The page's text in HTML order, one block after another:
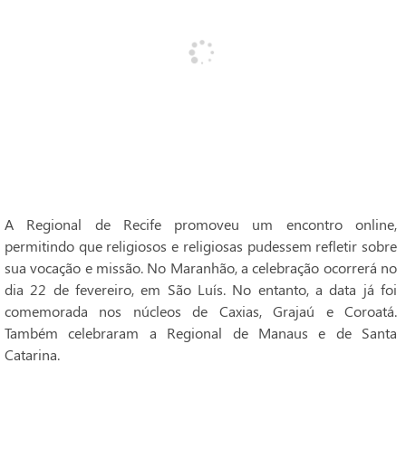
A Regional de Recife promoveu um encontro online,
permitindo que religiosos e religiosas pudessem refletir sobre
sua vocação e missão. No Maranhão, a celebração ocorrerá no
dia 22 de fevereiro, em São Luís. No entanto, a data já foi
comemorada nos núcleos de Caxias, Grajaú e Coroatá.
Também celebraram a Regional de Manaus e de Santa
Catarina.